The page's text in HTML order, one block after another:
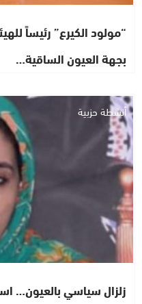
“مولود الكيرع” رئيساً
بجهة العيون الساقية…
أنشطة حزبية